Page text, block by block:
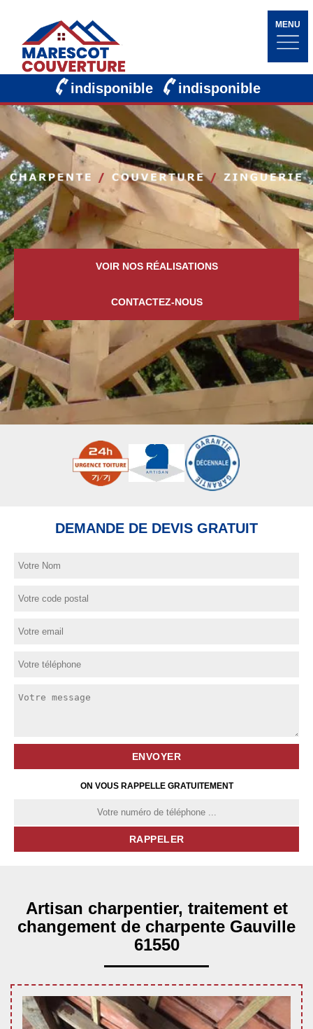
MENU
indisponible indisponible
VOIR NOS RÉALISATIONS
CONTACTEZ-NOUS
DEMANDE DE DEVIS GRATUIT
ON VOUS RAPPELLE GRATUITEMENT
Artisan charpentier, traitement et
changement de charpente Gauville
61550